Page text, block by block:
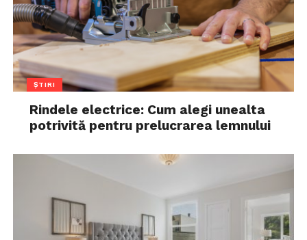
ȘTIRI
Rindele electrice: Cum alegi unealta
potrivită pentru prelucrarea lemnului